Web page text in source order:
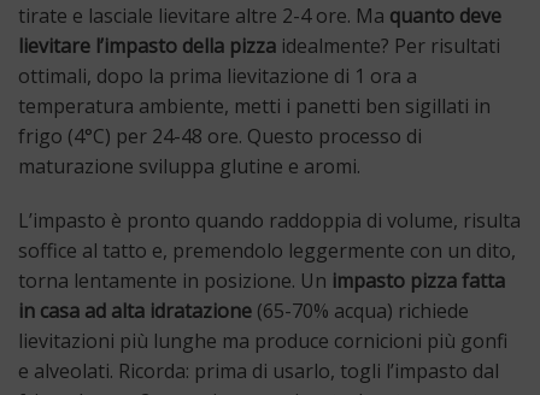
tirate e lasciale lievitare altre 2-4 ore. Ma quanto deve
lievitare l’impasto della pizza idealmente? Per risultati
ottimali, dopo la prima lievitazione di 1 ora a
temperatura ambiente, metti i panetti ben sigillati in
frigo (4°C) per 24-48 ore. Questo processo di
maturazione sviluppa glutine e aromi.
L’impasto è pronto quando raddoppia di volume, risulta
soffice al tatto e, premendolo leggermente con un dito,
torna lentamente in posizione. Un impasto pizza fatta
in casa ad alta idratazione (65-70% acqua) richiede
lievitazioni più lunghe ma produce cornicioni più gonfi
e alveolati. Ricorda: prima di usarlo, togli l’impasto dal